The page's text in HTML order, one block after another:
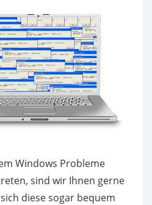
Windows Probleme
sind wir Ihnen gerne
diese sogar bequem